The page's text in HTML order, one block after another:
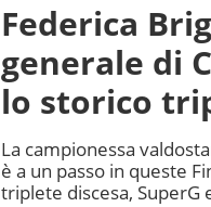
Federica
generale di
lo storico
La campionessa
è a un passo in queste
triplete discesa, SuperG